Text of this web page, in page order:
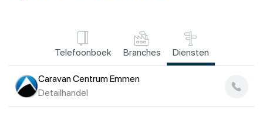
Telefoonboek Branches Diensten
Caravan Centrum Emmen
Detailhandel